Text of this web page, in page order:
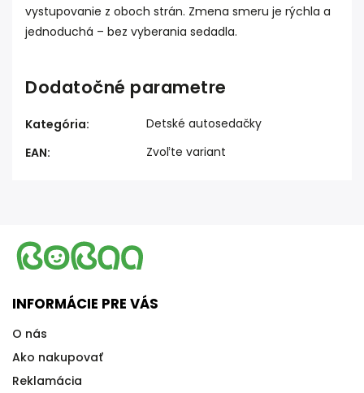
vystupovanie z oboch strán. Zmena smeru je rýchla a
jednoduchá – bez vyberania sedadla.
Dodatočné parametre
Kategória:
Detské autosedačky
EAN: Zvoľte variant
INFORMÁCIE PRE VÁS
O nás
Ako nakupovať
Reklamácia